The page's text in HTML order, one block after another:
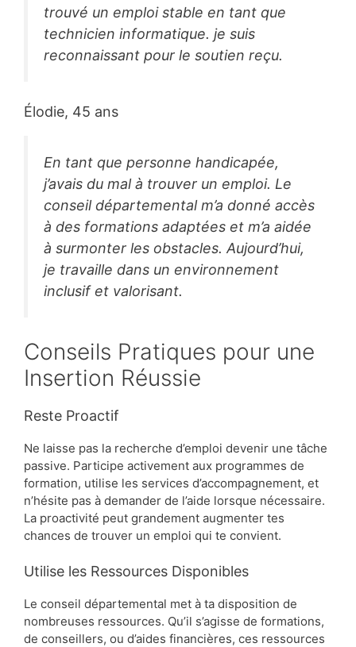
trouvé un emploi stable en tant que
technicien informatique. je suis
reconnaissant pour le soutien reçu.
Élodie, 45 ans
En tant que personne handicapée,
j’avais du mal à trouver un emploi. Le
conseil départemental m’a donné accès
à des formations adaptées et m’a aidée
à surmonter les obstacles. Aujourd’hui,
je travaille dans un environnement
inclusif et valorisant.
Conseils Pratiques pour une
Insertion Réussie
Reste Proactif
Ne laisse pas la recherche d’emploi devenir une tâche
passive. Participe activement aux programmes de
formation, utilise les services d’accompagnement, et
n’hésite pas à demander de l’aide lorsque nécessaire.
La proactivité peut grandement augmenter tes
chances de trouver un emploi qui te convient.
Utilise les Ressources Disponibles
Le conseil départemental met à ta disposition de
nombreuses ressources. Qu’il s’agisse de formations,
de conseillers, ou d’aides financières, ces ressources